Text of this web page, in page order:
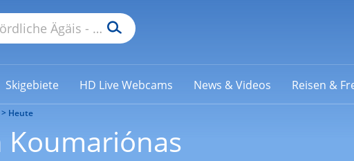
Skigebiete HD Live Webcams News & Videos Reisen &
Heute
Koumariónas